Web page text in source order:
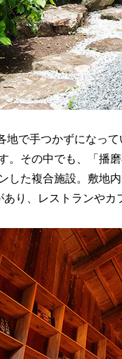
地で手つかずになっ
。その中でも、「播
した複合施設。敷地
あり、レストランやカ